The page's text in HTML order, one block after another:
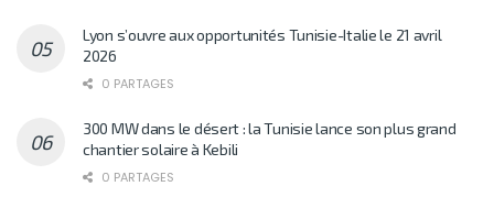
Lyon s’ouvre aux opportunités Tunisie-Italie le 21 avril
2026
0 PARTAGES
300 MW dans le désert : la Tunisie lance son plus grand
chantier solaire à Kebili
0 PARTAGES